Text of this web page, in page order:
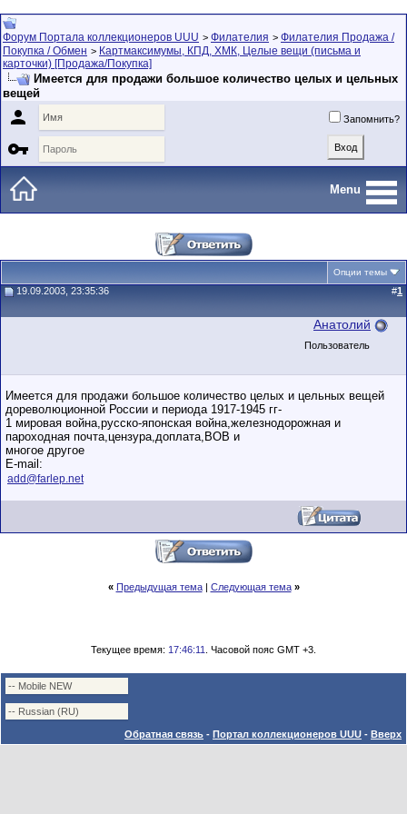
Форум Портала коллекционеров UUU > Филателия > Филателия Продажа /
Покупка / Обмен > Картмаксимумы, КПД, ХМК, Целые вещи (письма и
карточки) [Продажа/Покупка]
Имеется для продажи большое количество целых и цельных
вещей
 Запомнить?

Menu
Опции темы
19.09.2003, 23:35:36 #1
Анатолий
Пользователь
Имеется для продажи большое количество целых и цельных вещей
дореволюционной России и периода 1917-1945 гг-
1 мировая война,русско-японская война,железнодорожная и
пароходная почта,цензура,доплата,ВОВ и
многое другое
E-mail:
add@farlep.net
« Предыдущая тема| Следующая тема »
Текущее время: 17:46:11 . Часовой пояс GMT +3.
Обратная связь - Портал коллекционеров UUU - Вверх